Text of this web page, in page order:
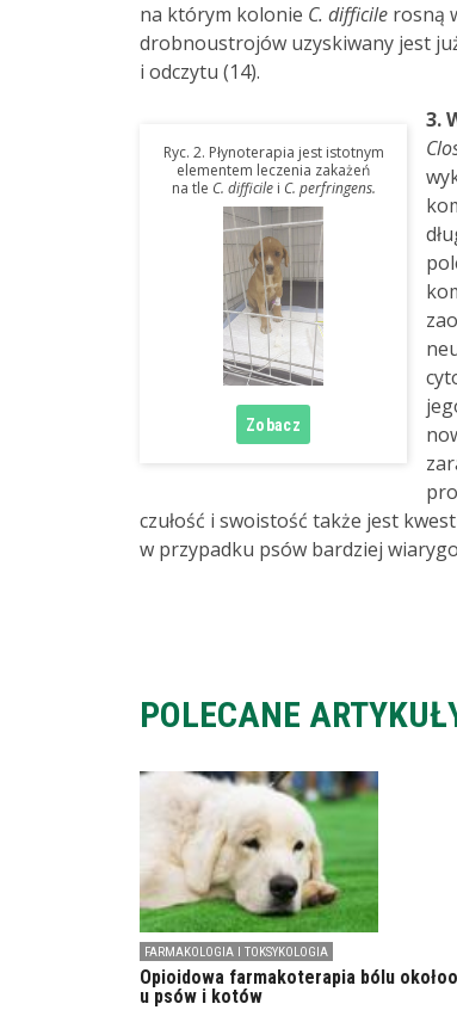
na którym kolonie C. difficile rosną
drobnoustrojów uzyskiwany jest
i odczytu (14).
Ryc. 2. Płynoterapia jest istotnym
elementem leczenia zakażeń
na tle C. difficilei C. perfringens.
3.
czułość i swoistość także jest
w przypadku psów bardziej
POLECANE
FARMAKOLOGIA I TOKSYKOLOGIA
Opioidowa farmakoterapia bólu
u psów i kotów